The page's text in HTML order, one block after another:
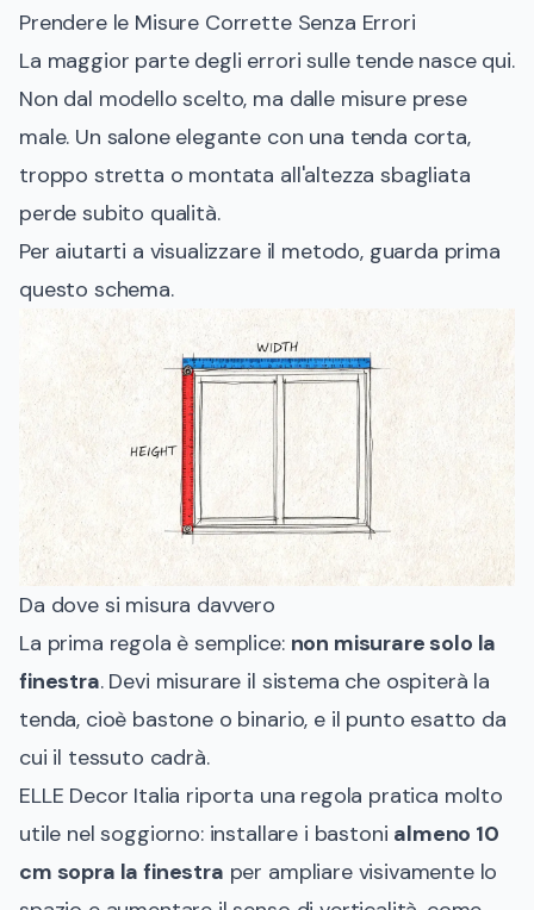
Prendere le Misure Corrette Senza Errori
La maggior parte degli errori sulle tende nasce qui.
Non dal modello scelto, ma dalle misure prese
male. Un salone elegante con una tenda corta,
troppo stretta o montata all'altezza sbagliata
perde subito qualità.
Per aiutarti a visualizzare il metodo, guarda prima
questo schema.
Da dove si misura davvero
La prima regola è semplice: non misurare solo la
finestra. Devi misurare il sistema che ospiterà la
tenda, cioè bastone o binario, e il punto esatto da
cui il tessuto cadrà.
ELLE Decor Italia riporta una regola pratica molto
utile nel soggiorno: installare i bastoni almeno 10
cm sopra la finestra per ampliare visivamente lo